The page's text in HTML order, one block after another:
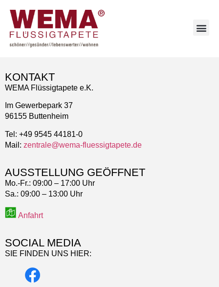
KONTAKT
WEMA Flüssigtapete e.K.
Im Gewerbepark 37
96155 Buttenheim
Tel: +49 9545 44181-0
Mail: zentrale@wema-fluessigtapete.de
AUSSTELLUNG GEÖFFNET
Mo.-Fr.: 09:00 – 17:00 Uhr
Sa.: 09:00 – 13:00 Uhr
Anfahrt
SOCIAL MEDIA
SIE FINDEN UNS HIER: